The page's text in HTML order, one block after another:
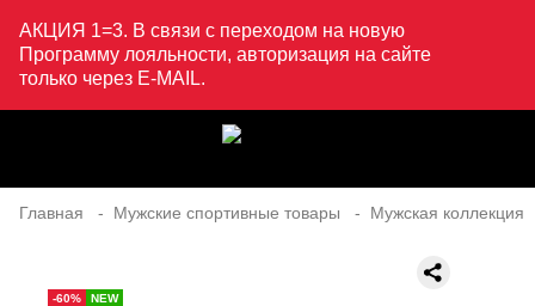
АКЦИЯ 1=3. В связи с переходом на новую
Программу лояльности, авторизация на сайте
только через E-MAIL.
Главная Мужские спортивные товары Мужская коллекция
-60% NEW